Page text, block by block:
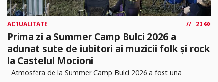
ACTUALITATE 20
Prima zi a Summer Camp Bulci 2026 a
adunat sute de iubitori ai muzicii folk și rock
la Castelul Mocioni
Atmosfera de la Summer Camp Bulci 2026 a fost una